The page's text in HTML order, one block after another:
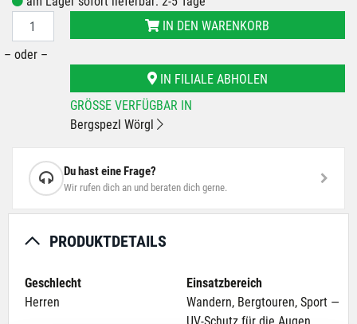
IN DEN WARENKORB
– oder –
IN FILIALE ABHOLEN
GRÖSSE VERFÜGBAR IN
Bergspezl Wörgl
Du hast eine Frage?
Wir rufen dich an und beraten dich gerne.
PRODUKTDETAILS
Geschlecht
Herren
Einsatzbereich
Wandern, Bergtouren, Sport —